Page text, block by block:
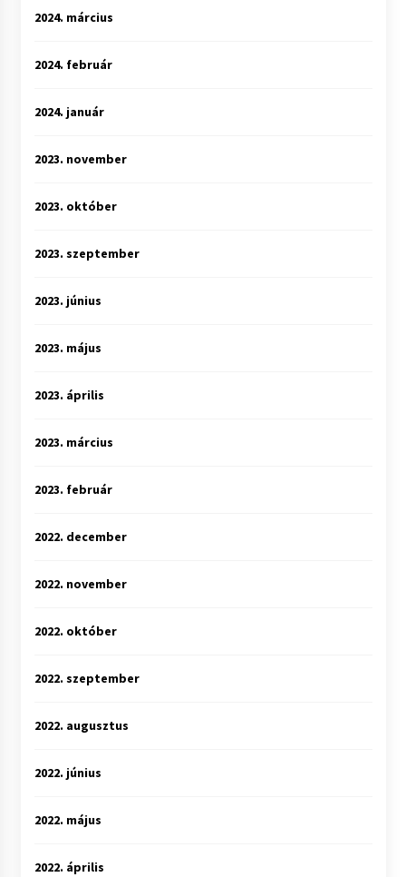
2024. március
2024. február
2024. január
2023. november
2023. október
2023. szeptember
2023. június
2023. május
2023. április
2023. március
2023. február
2022. december
2022. november
2022. október
2022. szeptember
2022. augusztus
2022. június
2022. május
2022. április